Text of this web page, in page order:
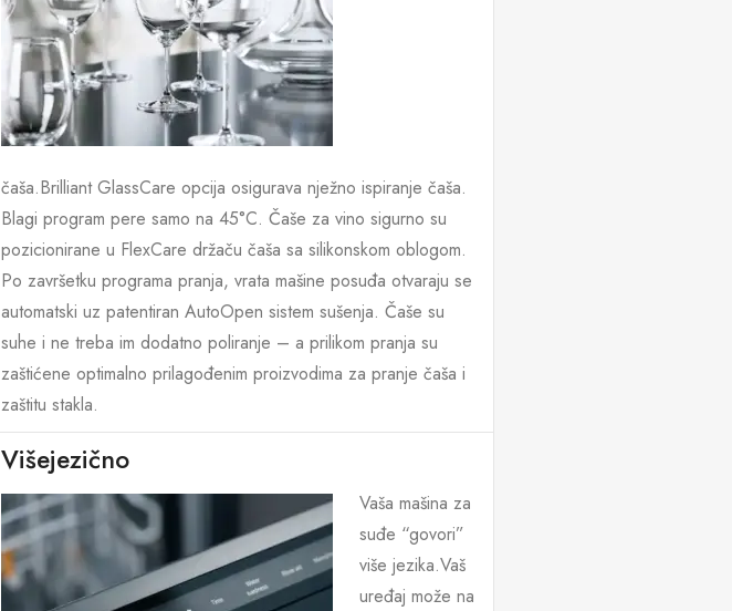
čaša.Brilliant GlassCare opcija osigurava nježno ispiranje čaša.
Blagi program pere samo na 45°C. Čaše za vino sigurno su
pozicionirane u FlexCare držaču čaša sa silikonskom oblogom.
Po završetku programa pranja, vrata mašine posuđa otvaraju se
automatski uz patentiran AutoOpen sistem sušenja. Čaše su
suhe i ne treba im dodatno poliranje – a prilikom pranja su
zaštićene optimalno prilagođenim proizvodima za pranje čaša i
zaštitu stakla.
Višejezično
Vaša mašina za
suđe “govori”
više jezika.Vaš
uređaj može na